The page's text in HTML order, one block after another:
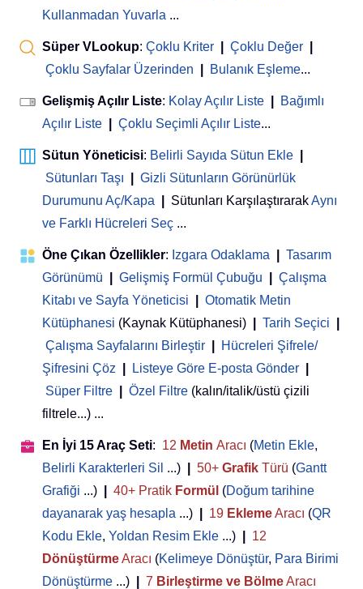
Kullanmadan Yuvarla ...
Süper VLookup: Çoklu Kriter Çoklu Değer
Çoklu Sayfalar Üzerinden
Bulanık Eşleme...
Gelişmiş Açılır Liste: Kolay Açılır Liste
Bağımlı
Açılır Liste
Çoklu Seçimli Açılır Liste...
Sütun Yöneticisi: Belirli Sayıda Sütun Ekle
Sütunları Taşı
Gizli Sütunların Görünürlük
Durumunu Aç/Kapa
Sütunları KarşılaştırarakAynı
ve Farklı Hücreleri Seç ...
Öne Çıkan Özellikler: Izgara Odaklama
Tasarım
Görünümü
Gelişmiş Formül Çubuğu
Çalışma
Kitabı ve Sayfa Yöneticisi
Otomatik Metin
Kütüphanesi (Kaynak Kütüphanesi) Tarih Seçici
Çalışma Sayfalarını Birleştir
Hücreleri Şifrele/
Şifresini Çöz
Listeye Göre E-posta Gönder
Süper Filtre
Özel Filtre (kalın/italik/üstü çizili
filtrele...) ...
En İyi 15 Araç Seti: 12 Metin Aracı (Metin Ekle,
Belirli Karakterleri Sil ...) 50+ Grafik Türü (Gantt
Grafiği ...) 40+ Pratik Formül (Doğum tarihine
dayanarak yaş hesapla ...) 19 EklemeAracı (QR
Kodu Ekle, Yoldan Resim Ekle ...)
12
DönüştürmeAracı (Kelimeye Dönüştür, Para Birimi
Dönüştürme ...) 7 Birleştirme ve BölmeAracı